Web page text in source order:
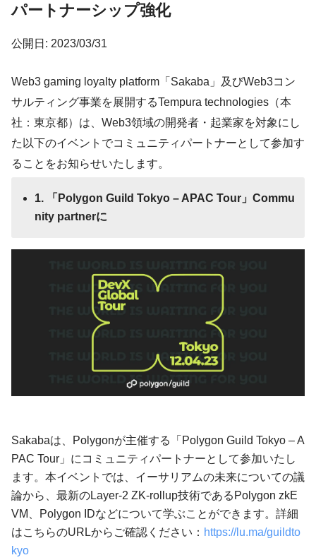
パートナーシップ強化
公開日: 2023/03/31
Web3 gaming loyalty platform「Sakaba」及びWeb3コン
サルティング事業を展開するTempura technologies（本
社：東京都）は、Web3領域の開発者・起業家を対象にし
た以下のイベントでコミュニティパートナーとして参加す
ることをお知らせいたします。
1. 「Polygon Guild Tokyo – APAC Tour」Commu
nity partnerに
Sakabaは、Polygonが主催する「Polygon Guild Tokyo – A
PAC Tour」にコミュニティパートナーとして参加いたし
ます。本イベントでは、イーサリアムの未来についての議
論から、最新のLayer-2 ZK-rollup技術であるPolygon zkE
VM、Polygon IDなどについて学ぶことができます。詳細
はこちらのURLからご確認ください： https://lu.ma/guildto
kyo